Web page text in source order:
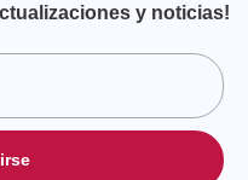
y noticias!